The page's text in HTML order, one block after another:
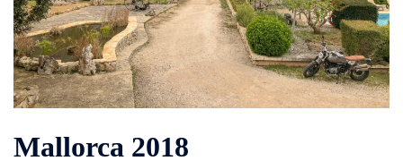
Mallorca 2018